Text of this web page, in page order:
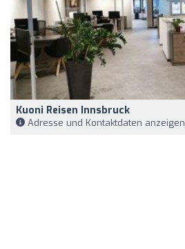
Kuoni Reisen Innsbruck
Adresse und Kontaktdaten anzeigen